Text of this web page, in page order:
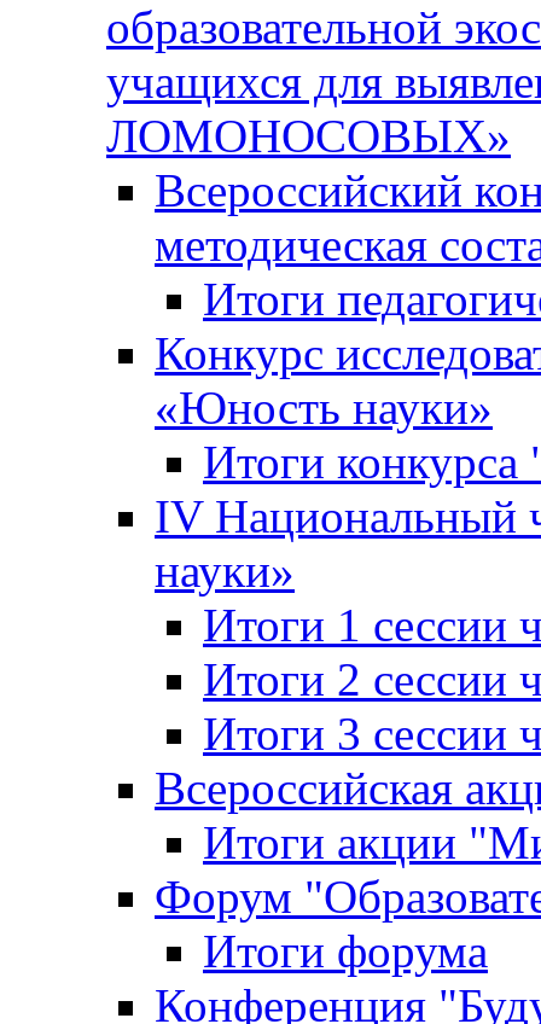
образовательной
учащихся для
ЛОМОНОСОВЫХ»
Всероссийский
методическая
Итоги
Конкурс
«Юность науки»
Итоги
IV
науки»
Итоги 1 сессии
Итоги 2 сессии
Итоги 3 сессии
Всероссийская
Итоги акции
Форум
Итоги форума
Конференция